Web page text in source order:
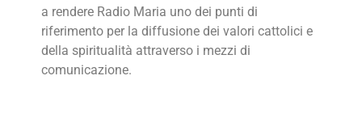
a rendere Radio Maria uno dei punti di
riferimento per la diffusione dei valori cattolici e
della spiritualità attraverso i mezzi di
comunicazione.